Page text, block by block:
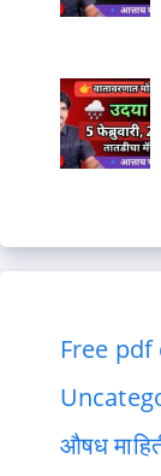
Free
औषध